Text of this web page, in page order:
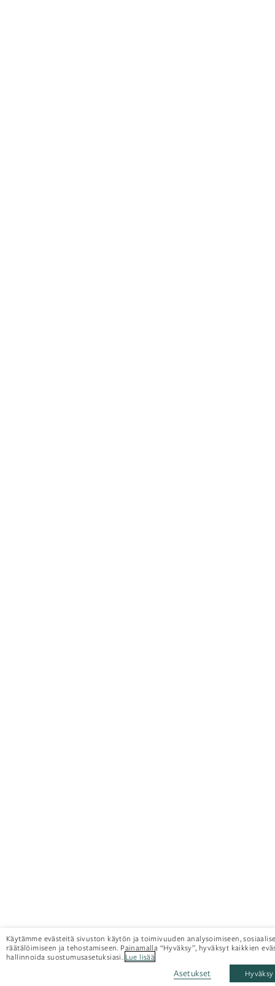
Käytämme evästeitä sivuston käytön ja toimivuuden analysoimiseen,
räätälöimiseen ja tehostamiseen. Painamalla “Hyväksy”, hyväksyt kaikkien
hallinnoida suostumusasetuksiasi. Lue lisää
Asetukset Hyväksy